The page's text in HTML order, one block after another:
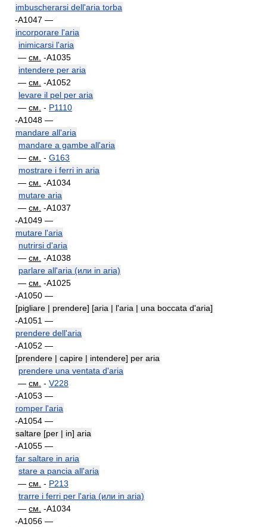
imbuscherarsi dell'aria torba
-A1047 —
incorporare l'aria
inimicarsi l'aria
— см. -A1035
intendere per aria
— см. -A1052
levare il pel per aria
— см. - P1110
-A1048 —
mandare all'aria
mandare a gambe all'aria
— см. - G163
mostrare i ferri in aria
— см. -A1034
mutare aria
— см. -A1037
-A1049 —
mutare l'aria
nutrirsi d'aria
— см. -A1038
parlare all'aria (или in aria)
— см. -A1025
-A1050 —
[pigliare | prendere] [aria | l'aria | una boccata d'aria]
-A1051 —
prendere dell'aria
-A1052 —
[prendere | capire | intendere] per aria
prendere una ventata d'aria
— см. - V228
-A1053 —
romper l'aria
-A1054 —
saltare [per | in] aria
-A1055 —
far saltare in aria
stare a pancia all'aria
— см. - P213
trarre i ferri per l'aria (или in aria)
— см. -A1034
-A1056 —